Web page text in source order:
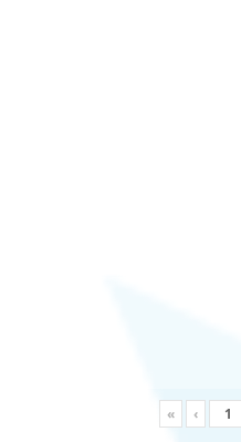
« ‹